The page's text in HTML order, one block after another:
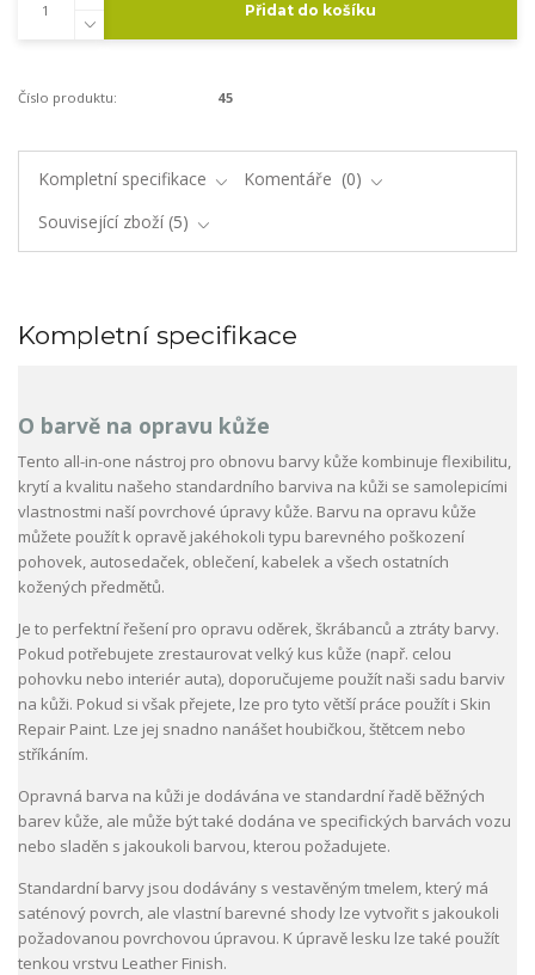
Přidat do košíku
Číslo produktu: 45
Kompletní specifikace Komentáře
0
Související zboží 5
Kompletní specifikace
O barvě na opravu kůže
Tento all-in-one nástroj pro obnovu barvy kůže kombinuje flexibilitu,
krytí a kvalitu našeho standardního barviva na kůži se samolepicími
vlastnostmi naší povrchové úpravy kůže. Barvu na opravu kůže
můžete použít k opravě jakéhokoli typu barevného poškození
pohovek, autosedaček, oblečení, kabelek a všech ostatních
kožených předmětů.
Je to perfektní řešení pro opravu oděrek, škrábanců a ztráty barvy.
Pokud potřebujete zrestaurovat velký kus kůže (např. celou
pohovku nebo interiér auta), doporučujeme použít naši sadu barviv
na kůži. Pokud si však přejete, lze pro tyto větší práce použít i Skin
Repair Paint. Lze jej snadno nanášet houbičkou, štětcem nebo
stříkáním.
Opravná barva na kůži je dodávána ve standardní řadě běžných
barev kůže, ale může být také dodána ve specifických barvách vozu
nebo sladěn s jakoukoli barvou, kterou požadujete.
Standardní barvy jsou dodávány s vestavěným tmelem, který má
saténový povrch, ale vlastní barevné shody lze vytvořit s jakoukoli
požadovanou povrchovou úpravou. K úpravě lesku lze také použít
tenkou vrstvu Leather Finish.